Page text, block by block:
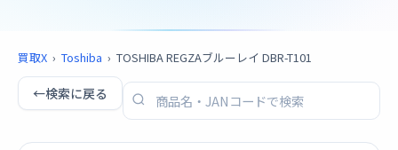
買取X › Toshiba › TOSHIBA REGZAブルーレイ DBR-T101
←検索に戻る